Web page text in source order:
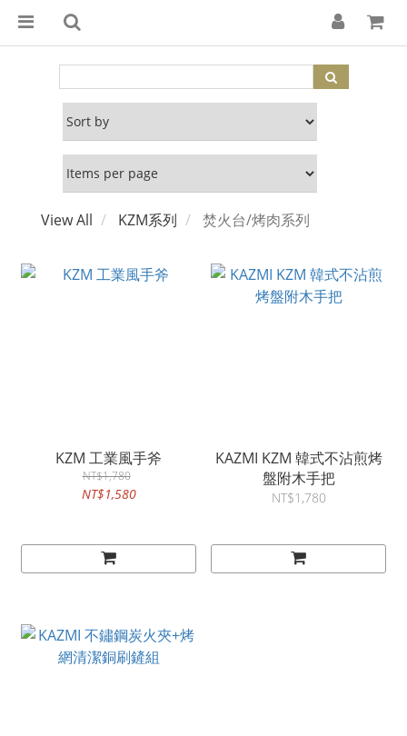
View All KZM系列 焚火台/烤肉系列
KZM 工業風手斧
NT$1,780
NT$1,580
KAZMI KZM 韓式不沾煎烤
盤附木手把
NT$1,780